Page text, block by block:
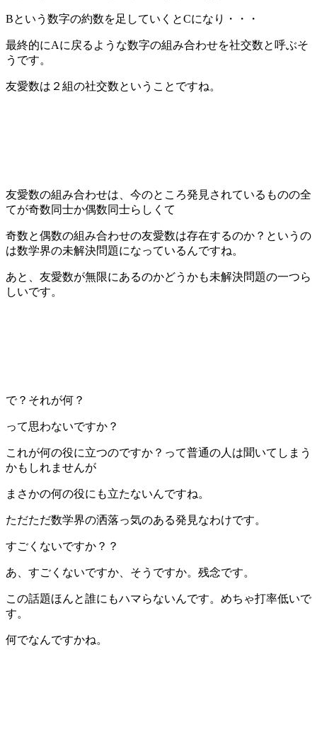
Bという数字の約数を足していくとCになり・・・
最終的にAに戻るような数字の組み合わせを社交数と呼ぶそ
うです。
友愛数は２組の社交数ということですね。
友愛数の組み合わせは、今のところ発見されているものの全
てが奇数同士か偶数同士らしくて
奇数と偶数の組み合わせの友愛数は存在するのか？というの
は数学界の未解決問題になっているんですね。
あと、友愛数が無限にあるのかどうかも未解決問題の一つら
しいです。
で？それが何？
って思わないですか？
これが何の役に立つのですか？って普通の人は聞いてしまう
かもしれませんが
まさかの何の役にも立たないんですね。
ただただ数学界の洒落っ気のある発見なわけです。
すごくないですか？？
あ、すごくないですか、そうですか。残念です。
この話題ほんと誰にもハマらないんです。めちゃ打率低いで
す。
何でなんですかね。